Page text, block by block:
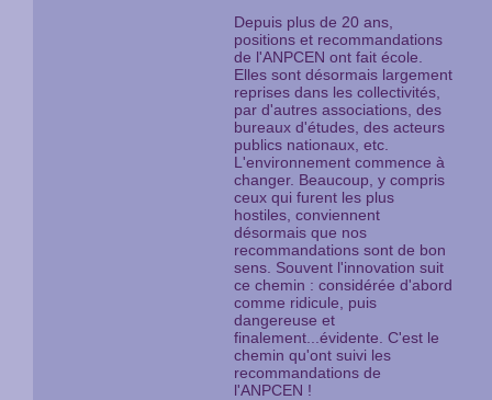
Depuis plus de 20 ans,
positions et recommandations
de l'ANPCEN ont fait école.
Elles sont désormais largement
reprises dans les collectivités,
par d'autres associations, des
bureaux d'études, des acteurs
publics nationaux, etc.
L'environnement commence à
changer. Beaucoup, y compris
ceux qui furent les plus
hostiles, conviennent
désormais que nos
recommandations sont de bon
sens. Souvent l'innovation suit
ce chemin : considérée d'abord
comme ridicule, puis
dangereuse et
finalement...évidente. C'est le
chemin qu'ont suivi les
recommandations de
l'ANPCEN !